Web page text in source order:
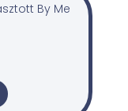
By Me